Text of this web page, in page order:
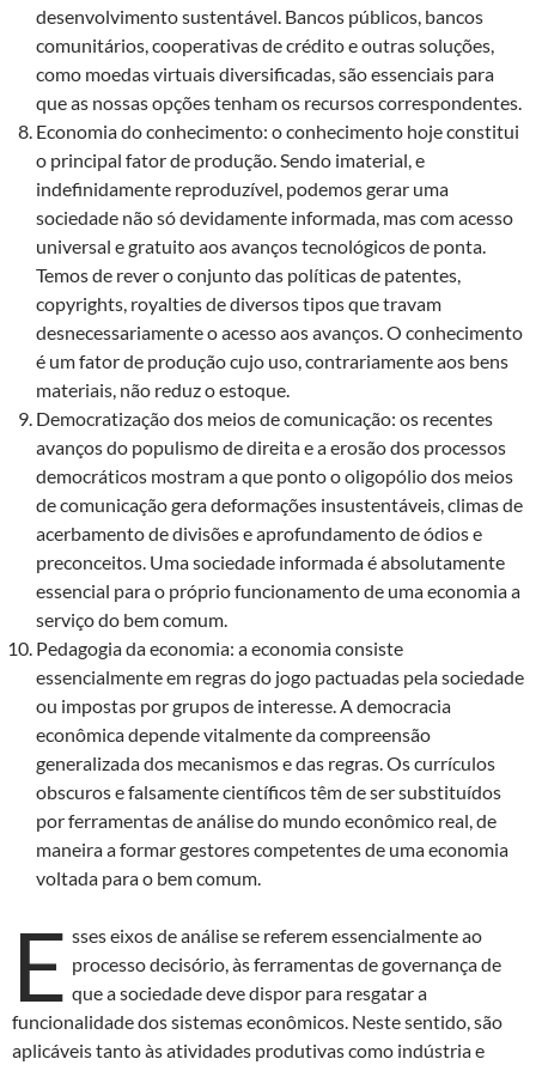
desenvolvimento sustentável. Bancos públicos, bancos
comunitários, cooperativas de crédito e outras soluções,
como moedas virtuais diversificadas, são essenciais para
que as nossas opções tenham os recursos correspondentes.
Economia do conhecimento: o conhecimento hoje constitui
o principal fator de produção. Sendo imaterial, e
indefinidamente reproduzível, podemos gerar uma
sociedade não só devidamente informada, mas com acesso
universal e gratuito aos avanços tecnológicos de ponta.
Temos de rever o conjunto das políticas de patentes,
copyrights, royalties de diversos tipos que travam
desnecessariamente o acesso aos avanços. O conhecimento
é um fator de produção cujo uso, contrariamente aos bens
materiais, não reduz o estoque.
Democratização dos meios de comunicação: os recentes
avanços do populismo de direita e a erosão dos processos
democráticos mostram a que ponto o oligopólio dos meios
de comunicação gera deformações insustentáveis, climas de
acerbamento de divisões e aprofundamento de ódios e
preconceitos. Uma sociedade informada é absolutamente
essencial para o próprio funcionamento de uma economia a
serviço do bem comum.
Pedagogia da economia: a economia consiste
essencialmente em regras do jogo pactuadas pela sociedade
ou impostas por grupos de interesse. A democracia
econômica depende vitalmente da compreensão
generalizada dos mecanismos e das regras. Os currículos
obscuros e falsamente científicos têm de ser substituídos
por ferramentas de análise do mundo econômico real, de
maneira a formar gestores competentes de uma economia
voltada para o bem comum.
E sses eixos de análise se referem essencialmente ao
processo decisório, às ferramentas de governança de
que a sociedade deve dispor para resgatar a
funcionalidade dos sistemas econômicos. Neste sentido, são
aplicáveis tanto às atividades produtivas como indústria e